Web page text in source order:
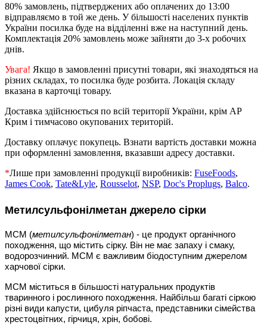
80% замовлень, підтверджених або оплачених до 13:00
відправляємо в той же день. У більшості населених пунктів
України посилка буде на відділенні вже на наступний день.
Комплектація 20% замовлень може зайняти до 3-х робочих
днів.
Увага! Якщо в замовленні присутні товари, які знаходяться на
різних складах, то посилка буде розбита. Локація складу
вказана в карточці товару.
Доставка здійснюється по всій території України, крім АР
Крим і тимчасово окупованих територій.
Доставку оплачує покупець. Взнати вартість доставки можна
при оформленні замовлення, вказавши адресу доставки.
*Лише при замовленні продукції виробників: FuseFoods,
James Cook, Tate&Lyle, Rousselot, NSP, Doc's Proplugs, Balco.
Метилсульфонілметан джерело сірки
МСМ (метилсульфонілметан) - це продукт органічного
походження, що містить сірку. Він не має запаху і смаку,
водорозчинний. МСМ є важливим біодоступним джерелом
харчової сірки.
МСМ міститься в більшості натуральних продуктів
тваринного і рослинного походження. Найбільш багаті сіркою
різні види капусти, цибуля ріпчаста, представники сімейства
хрестоцвітних, гірчиця, хрін, бобові.